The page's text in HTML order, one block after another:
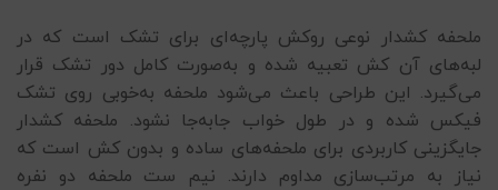
ملحفه کشدار نوعی روکش پارچه‌ای برای تشک است که در
لبه‌های آن کش تعبیه شده و به‌صورت کامل دور تشک قرار
می‌گیرد. این طراحی باعث می‌شود ملحفه به‌خوبی روی تشک
فیکس شده و در طول خواب جابه‌جا نشود. ملحفه کشدار
جایگزینی کاربردی برای ملحفه‌های ساده و بدون کش است که
نیاز به مرتب‌سازی مداوم دارند. نیم ست ملحفه دو نفره